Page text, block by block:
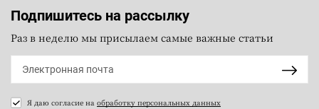
Подпишитесь на рассылку
Раз в неделю мы присылаем самые важные статьи
Я даю согласие на обработку персональных данных